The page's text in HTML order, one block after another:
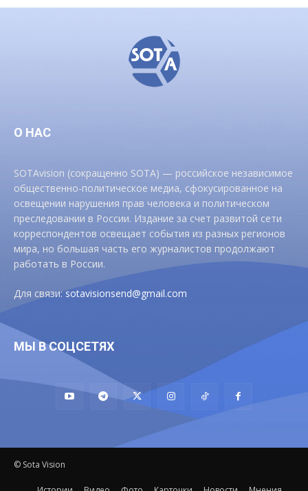
О НАС
SOTAvision (сокращенно SOTA) — российское независимое
общественно-политическое медиа, сфокусированное на
освещении нарушения прав человека и политическом
преследовании в России. Издание за счет развитой сети
корреспондентов освещает события из разных регионов
мира, но большая часть его журналистов продолжают
работать в России.
Для связи:sotavisionsend@gmail.com
МЫ В СОЦСЕТЯХ
© Sota Vision